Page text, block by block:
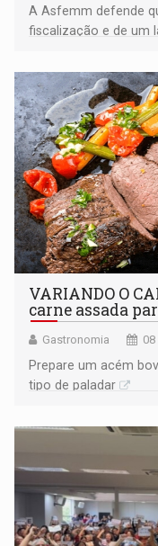
A Asfemm defende
fiscalização e de um
VARIANDO O
carne assada
Gastronomia
Prepare um acém
tipo de paladar